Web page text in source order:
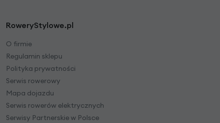
RoweryStylowe.pl
O firmie
Regulamin sklepu
Polityka prywatności
Serwis rowerowy
Mapa dojazdu
Serwis rowerów elektrycznych
Serwisy Partnerskie w Polsce